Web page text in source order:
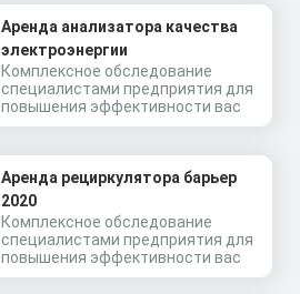
Аренда анализатора качества
электроэнергии
Комплексное обследование
специалистами предприятия для
повышения эффективности вас
Аренда рециркулятора барьер
2020
Комплексное обследование
специалистами предприятия для
повышения эффективности вас